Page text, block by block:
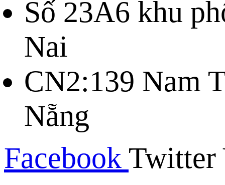
Số 23A6 khu
Nai
CN2:139 Nam
Nẵng
Facebook Twitter